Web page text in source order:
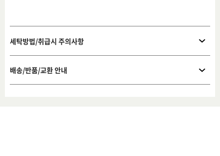
세탁방법/취급시 주의사항
배송/반품/교환 안내